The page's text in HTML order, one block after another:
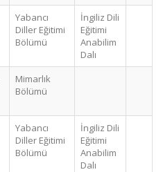
Yabancı
Diller Eğitimi
Bölümü
İngiliz Dili
Eğitimi
Anabilim
Dalı
Mimarlık
Bölümü
Yabancı
Diller Eğitimi
Bölümü
İngiliz Dili
Eğitimi
Anabilim
Dalı